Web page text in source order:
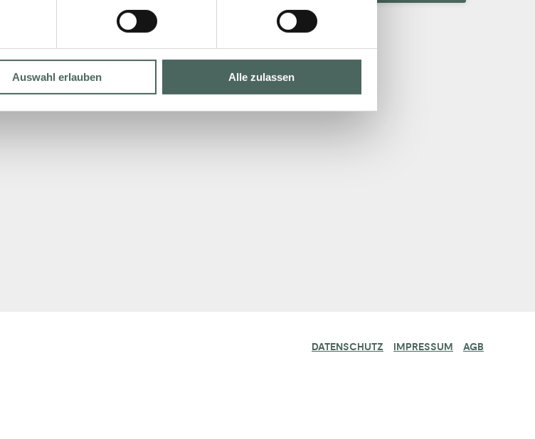
Auswahl erlauben Alle zulassen
DATENSCHUTZ IMPRESSUM AGB